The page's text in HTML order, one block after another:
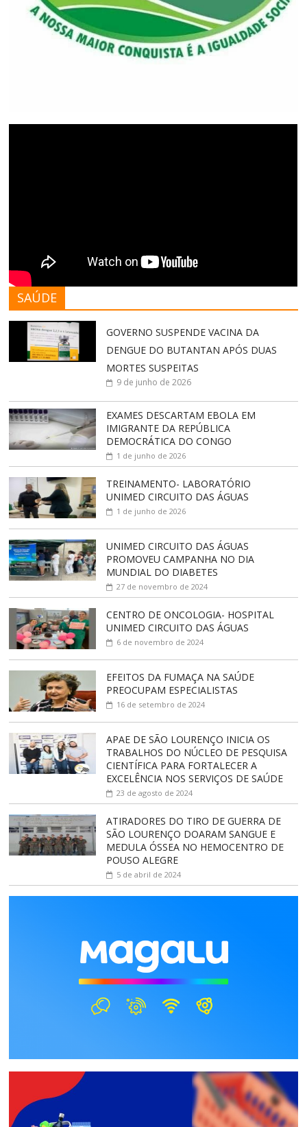
SAÚDE
GOVERNO SUSPENDE VACINA DA
DENGUE DO BUTANTAN APÓS DUAS
MORTES SUSPEITAS
9 de junho de 2026
EXAMES DESCARTAM EBOLA EM
IMIGRANTE DA REPÚBLICA
DEMOCRÁTICA DO CONGO
1 de junho de 2026
TREINAMENTO- LABORATÓRIO
UNIMED CIRCUITO DAS ÁGUAS
1 de junho de 2026
UNIMED CIRCUITO DAS ÁGUAS
PROMOVEU CAMPANHA NO DIA
MUNDIAL DO DIABETES
27 de novembro de 2024
CENTRO DE ONCOLOGIA- HOSPITAL
UNIMED CIRCUITO DAS ÁGUAS
6 de novembro de 2024
EFEITOS DA FUMAÇA NA SAÚDE
PREOCUPAM ESPECIALISTAS
16 de setembro de 2024
APAE DE SÃO LOURENÇO INICIA OS
TRABALHOS DO NÚCLEO DE PESQUISA
CIENTÍFICA PARA FORTALECER A
EXCELÊNCIA NOS SERVIÇOS DE SAÚDE
23 de agosto de 2024
ATIRADORES DO TIRO DE GUERRA DE
SÃO LOURENÇO DOARAM SANGUE E
MEDULA ÓSSEA NO HEMOCENTRO DE
POUSO ALEGRE
5 de abril de 2024